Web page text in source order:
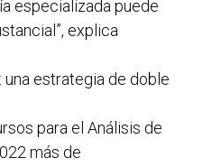
especializada puede
explica
estrategia de doble
para el Análisis de
más de